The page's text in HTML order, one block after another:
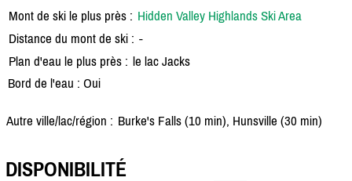
Mont de ski le plus près : Hidden Valley Highlands Ski Area
Distance du mont de ski : -
Plan d'eau le plus près : le lac Jacks
Bord de l'eau : Oui
Autre ville/lac/région : Burke's Falls (10 min), Hunsville (30 min)
DISPONIBILITÉ